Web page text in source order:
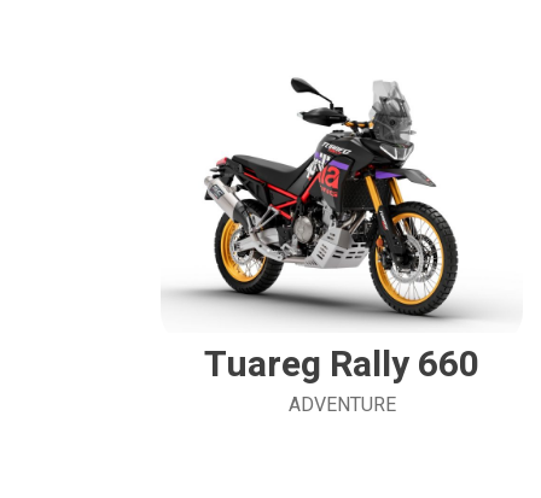
Tuareg Rally 660
ADVENTURE